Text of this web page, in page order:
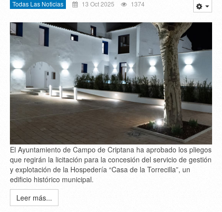
Todas Las Noticias 13 Oct 2025 1374
El Ayuntamiento de Campo de Criptana ha aprobado los pliegos
que regirán la licitación para la concesión del servicio de gestión
y explotación de la Hospedería “Casa de la Torrecilla”, un
edificio histórico municipal.
Leer más...